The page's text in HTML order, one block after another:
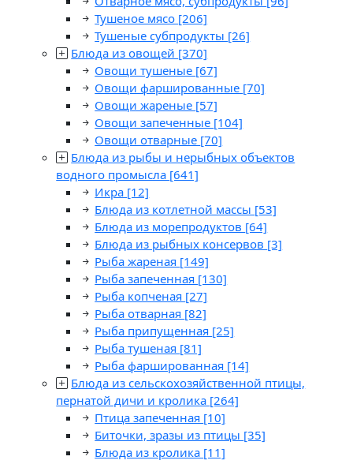
Тушеное мясо [206]
Тушеные субпродукты [26]
Блюда из овощей [370]
Овощи тушеные [67]
Овощи фаршированные [70]
Овощи жареные [57]
Овощи запеченные [104]
Овощи отварные [70]
Блюда из рыбы и нерыбных объектов
водного промысла [641]
Икра [12]
Блюда из котлетной массы [53]
Блюда из морепродуктов [64]
Блюда из рыбных консервов [3]
Рыба жареная [149]
Рыба запеченная [130]
Рыба копченая [27]
Рыба отварная [82]
Рыба припущенная [25]
Рыба тушеная [81]
Рыба фаршированная [14]
Блюда из сельскохозяйственной птицы,
пернатой дичи и кролика [264]
Птица запеченная [10]
Биточки, зразы из птицы [35]
Блюда из кролика [11]